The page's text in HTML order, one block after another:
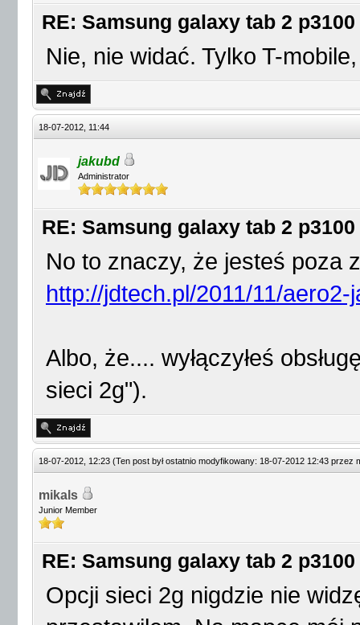
RE: Samsung galaxy tab 2
Nie, nie widać. Tylko T-
18-07-2012, 11:44
jakubd
Administrator
RE: Samsung galaxy tab 2
No to znaczy, że jesteś poza
http://jdtech.pl/2011/11/
Albo, że.... wyłączyłeś
sieci 2g").
18-07-2012, 12:23 (Ten post był ostatnio modyfikowany: 18-07-2012 12:43 przez
mikals
Junior Member
RE: Samsung galaxy tab 2
Opcji sieci 2g nigdzie nie